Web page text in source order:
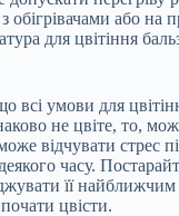
обігрівачами або на
для цвітіння
всі умови для
не цвіте, то,
відчувати стрес
часу.
її
цвісти.